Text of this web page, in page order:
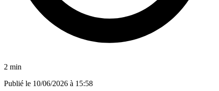
2 min
Publié le 10/06/2026 à 15:58